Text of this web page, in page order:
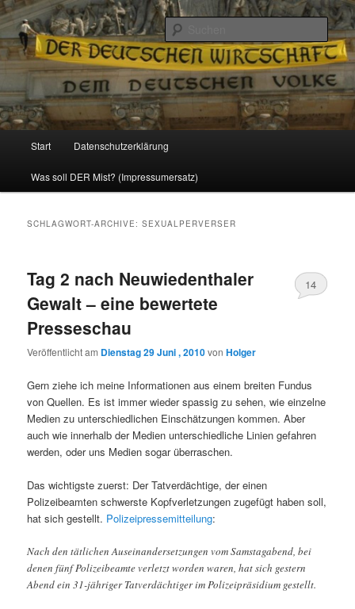
Reizzentrum
Politik, Wirtschaft, Soziales und Gesellschaft
Zum
Inhalt
Zum
sekundären
Start Datenschutzerklärung
Was soll DER Mist? (Impressumersatz)
SCHLAGWORT-ARCHIVE:SEXUALPERVERSER
Tag 2 nach Neuwiedenthaler
Gewalt – eine bewertete
Presseschau
Veröffentlicht am Dienstag 29 Juni , 2010vonHolger
14
Gern ziehe ich meine Informationen aus einem breiten Fundus
von Quellen. Es ist immer wieder spassig zu sehen, wie einzelne
Medien zu unterschiedlichen Einschätzungen kommen. Aber
auch wie innerhalb der Medien unterschiedliche Linien gefahren
werden, oder uns Medien sogar überraschen.
Das wichtigste zuerst: Der Tatverdächtige, der einen
Polizeibeamten schwerste Kopfverletzungen zugefügt haben soll,
hat sich gestellt. Polizeipressemitteilung:
Nach den tätlichen Auseinandersetzungen vom Samstagabend, bei
denen fünf Polizeibeamte verletzt worden waren, hat sich gestern
Abend ein 31-jähriger Tatverdächtiger im Polizeipräsidium gestellt.